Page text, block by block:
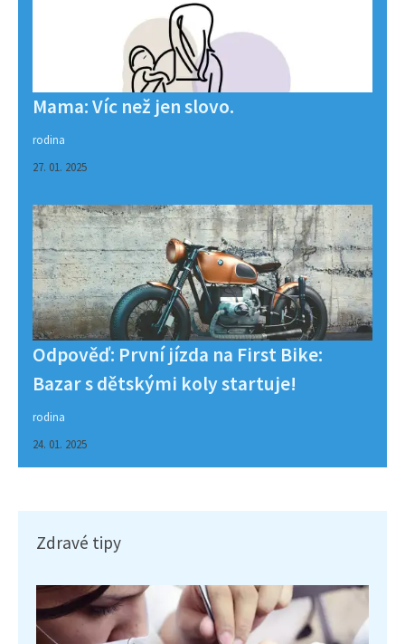
Mama: Víc než jen slovo.
rodina
27. 01. 2025
Odpověď: První jízda na First Bike:
Bazar s dětskými koly startuje!
rodina
24. 01. 2025
Zdravé tipy